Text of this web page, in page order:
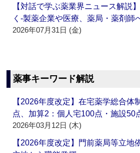
【対話で学ぶ薬業界ニュース解説
く‐製薬企業や医療、薬局・薬剤師
2026年07月31日 (金)
薬事キーワード解説
【2026年度改定】在宅薬学総合体
点、加算2：個人宅100点・施設50
2026年03月12日 (木)
【2026年度改定】門前薬局等立地